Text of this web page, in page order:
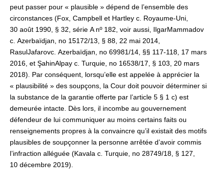
peut passer pour « plausible » dépend de l’ensemble des
circonstances (Fox, Campbell et Hartley c. Royaume-Uni,
30 août 1990, § 32, série A nº 182, voir aussi, IlgarMammadov
c. Azerbaïdjan, no 15172/13, § 88, 22 mai 2014,
RasulJafarovc. Azerbaïdjan, no 69981/14, §§ 117‑118, 17 mars
2016, et ŞahinAlpay c. Turquie, no 16538/17, § 103, 20 mars
2018). Par conséquent, lorsqu’elle est appelée à apprécier la
« plausibilité » des soupçons, la Cour doit pouvoir déterminer si
la substance de la garantie offerte par l’article 5 § 1 c) est
demeurée intacte. Dès lors, il incombe au gouvernement
défendeur de lui communiquer au moins certains faits ou
renseignements propres à la convaincre qu’il existait des motifs
plausibles de soupçonner la personne arrêtée d’avoir commis
l’infraction alléguée (Kavala c. Turquie, no 28749/18, § 127,
10 décembre 2019).